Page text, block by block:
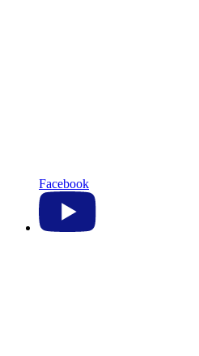
Facebook